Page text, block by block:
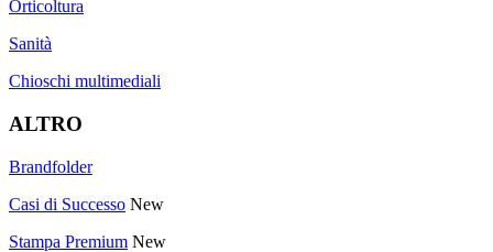
Orticoltura
Sanità
Chioschi multimediali
ALTRO
Brandfolder
Casi di Successo New
Stampa Premium New